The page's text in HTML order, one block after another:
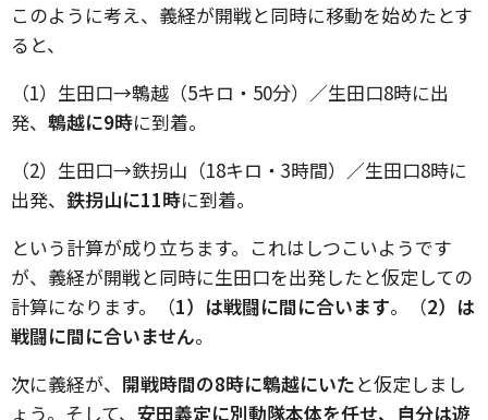
このように考え、義経が開戦と同時に移動を始めたとす
ると、
（1）生田口→鵯越（5キロ・50分）／生田口8時に出
発、 鵯越に9時に到着。
（2）生田口→鉄拐山（18キロ・3時間）／生田口8時に
出発、 鉄拐山に11時に到着。
という計算が成り立ちます。これはしつこいようです
が、義経が開戦と同時に生田口を出発したと仮定しての
計算になります。（1）は戦闘に間に合います。（2）は
戦闘に間に合いません。
次に義経が、 開戦時間の8時に鵯越にいたと仮定しまし
ょう。そして、 安田義定に別動隊本体を任せ、自分は遊